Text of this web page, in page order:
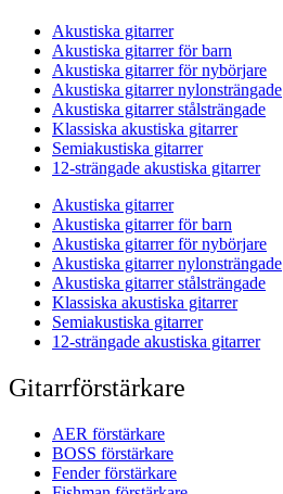
Akustiska gitarrer
Akustiska gitarrer för barn
Akustiska gitarrer för nybörjare
Akustiska gitarrer nylonsträngade
Akustiska gitarrer stålsträngade
Klassiska akustiska gitarrer
Semiakustiska gitarrer
12-strängade akustiska gitarrer
Akustiska gitarrer
Akustiska gitarrer för barn
Akustiska gitarrer för nybörjare
Akustiska gitarrer nylonsträngade
Akustiska gitarrer stålsträngade
Klassiska akustiska gitarrer
Semiakustiska gitarrer
12-strängade akustiska gitarrer
Gitarrförstärkare
AER förstärkare
BOSS förstärkare
Fender förstärkare